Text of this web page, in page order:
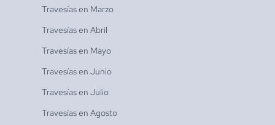
Travesías en Marzo
Travesías en Abril
Travesías en Mayo
Travesías en Junio
Travesías en Julio
Travesías en Agosto